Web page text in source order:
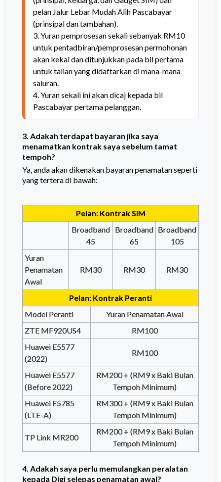
pelan Jalur Lebar Mudah Alih Pascabayar
(prinsipal dan tambahan).
3. Yuran pemprosesan sekali sebanyak RM10
untuk pentadbiran/pemprosesan permohonan
akan kekal dan ditunjukkan pada bil pertama
untuk talian yang didaftarkan di mana-mana
saluran.
4. Yuran sekali ini akan dicaj kepada bil
Pascabayar pertama pelanggan.
3. Adakah terdapat bayaran jika saya
menamatkan kontrak saya sebelum tamat
tempoh?
Ya, anda akan dikenakan bayaran penamatan seperti
yang tertera di bawah:
Pelan: Kontrak SIM
Broadband
45
Broadband
65
Broadband
105
Yuran
Penamatan
Awal
RM30 RM30 RM30
Pelan: Kontrak Peranti
Model Peranti
Yuran Penamatan Awal
ZTE MF920US4
RM100
Huawei E5577
(2022)
RM100
Huawei E5577
(Before 2022)
RM200 + (RM9 x Baki Bulan
Tempoh Minimum)
Huawei E5785
(LTE-A)
RM300 + (RM9 x Baki Bulan
Tempoh Minimum)
TP Link MR200
RM200 + (RM9 x Baki Bulan
Tempoh Minimum)
4. Adakah saya perlu memulangkan peralatan
kepada Digi selepas penamatan awal?